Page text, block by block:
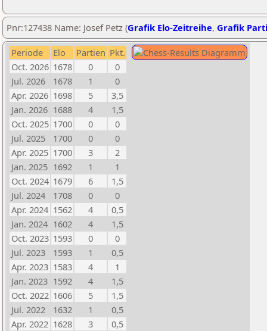
Pnr:127438 Name: Josef Petz (Grafik Elo-Zeitreihe, Grafik
Periode Elo Partien Pkt.
Oct. 2026 1678 0
0
Jul. 2026
1678 1
0
Apr. 2026 1698 5
3,5
Jan. 2026 1688 4
1,5
Oct. 2025 1700 0
0
Jul. 2025
1700 0
0
Apr. 2025 1700 3
2
Jan. 2025 1692 1
1
Oct. 2024 1679 6
1,5
Jul. 2024
1708 0
0
Apr. 2024 1562 4
0,5
Jan. 2024 1602 4
1,5
Oct. 2023 1593 0
0
Jul. 2023
1593 1
0,5
Apr. 2023 1583 4
1
Jan. 2023 1592 4
1,5
Oct. 2022 1606 5
1,5
Jul. 2022
1632 1
0,5
Apr. 2022 1628 3
0,5